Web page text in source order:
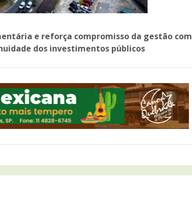
e reforça compromisso da gestão com
dos investimentos públicos